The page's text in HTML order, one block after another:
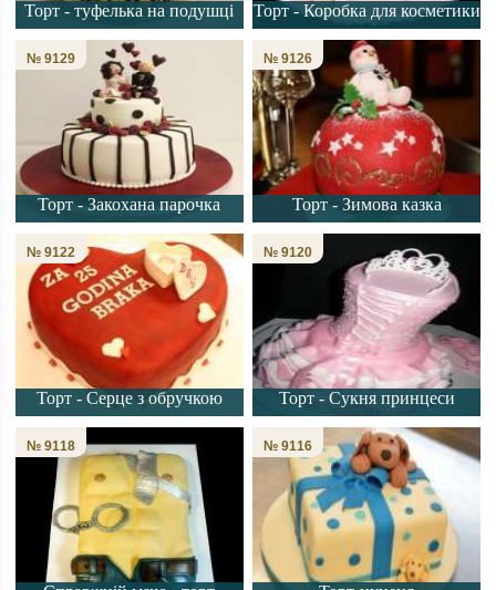
Торт - туфелька на подушці Торт - Коробка для косметики
Торт - Закохана парочка
№ 9129
Торт - Зимова казка
№ 9126
Торт - Серце з обручкою
№ 9122
Торт - Сукня принцеси
№ 9120
№ 9118 № 9116